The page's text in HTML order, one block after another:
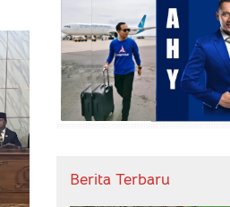
Berita Terbaru